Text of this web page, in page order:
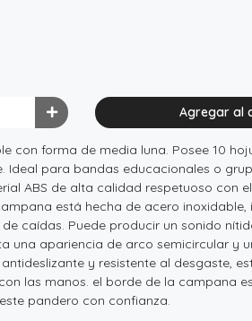
Agregar al
con forma de media luna. Posee 10
Ideal para bandas educacionales o
ABS de alta calidad respetuoso con
está hecha de acero inoxidable,
caídas. Puede producir un sonido
una apariencia de arco semicircular y
y resistente al desgaste,
las manos. el borde de la campana
pandero con confianza.